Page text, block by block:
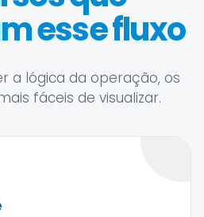
esse fluxo
a lógica da operação, os
fáceis de visualizar.